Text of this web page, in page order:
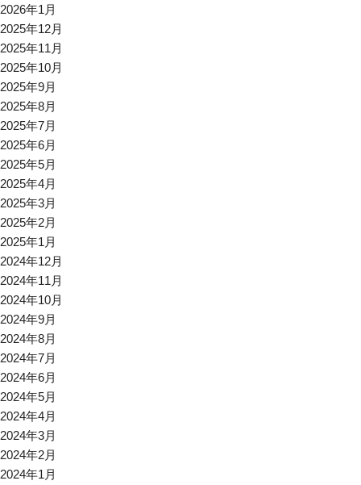
2026年1月
2025年12月
2025年11月
2025年10月
2025年9月
2025年8月
2025年7月
2025年6月
2025年5月
2025年4月
2025年3月
2025年2月
2025年1月
2024年12月
2024年11月
2024年10月
2024年9月
2024年8月
2024年7月
2024年6月
2024年5月
2024年4月
2024年3月
2024年2月
2024年1月